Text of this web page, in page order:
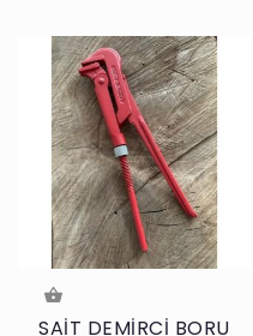
SAİT DEMİRCİ BORU